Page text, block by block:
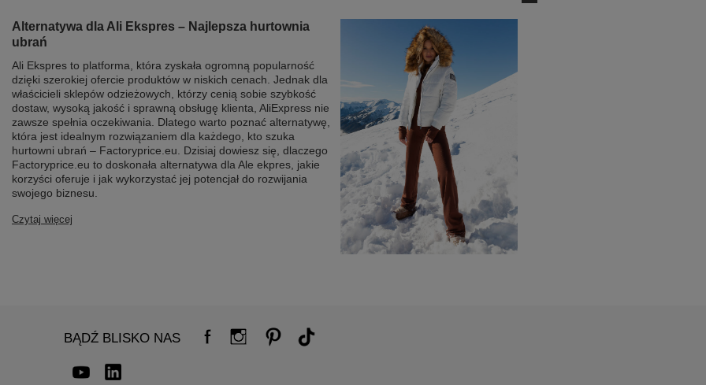
Alternatywa dla Ali Ekspres – Najlepsza hurtownia
ubrań
Ali Ekspres to platforma, która zyskała ogromną popularność
dzięki szerokiej ofercie produktów w niskich cenach. Jednak dla
właścicieli sklepów odzieżowych, którzy cenią sobie szybkość
dostaw, wysoką jakość i sprawną obsługę klienta, AliExpress nie
zawsze spełnia oczekiwania. Dlatego warto poznać alternatywę,
która jest idealnym rozwiązaniem dla każdego, kto szuka
hurtowni ubrań – Factoryprice.eu. Dzisiaj dowiesz się, dlaczego
Factoryprice.eu to doskonała alternatywa dla Ale ekpres, jakie
korzyści oferuje i jak wykorzystać jej potencjał do rozwijania
swojego biznesu.
Czytaj więcej
BĄDŹ BLISKO NAS